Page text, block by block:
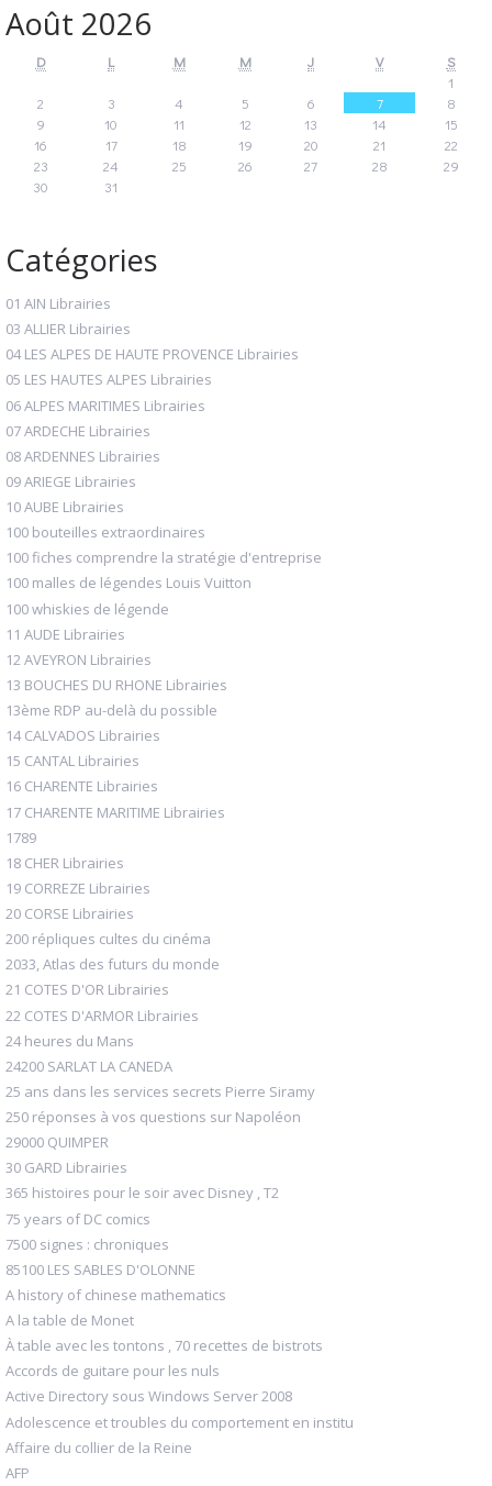
Août 2026
D L M M J V
S
1
2
3 4 5 6 7
8
9
10 11 12 13 14
15
16
17 18 19 20 21
22
23
24 25 26 27 28
29
30
31
Catégories
01 AIN Librairies
03 ALLIER Librairies
04 LES ALPES DE HAUTE PROVENCE Librairies
05 LES HAUTES ALPES Librairies
06 ALPES MARITIMES Librairies
07 ARDECHE Librairies
08 ARDENNES Librairies
09 ARIEGE Librairies
10 AUBE Librairies
100 bouteilles extraordinaires
100 fiches comprendre la stratégie d'entreprise
100 malles de légendes Louis Vuitton
100 whiskies de légende
11 AUDE Librairies
12 AVEYRON Librairies
13 BOUCHES DU RHONE Librairies
13ème RDP au-delà du possible
14 CALVADOS Librairies
15 CANTAL Librairies
16 CHARENTE Librairies
17 CHARENTE MARITIME Librairies
1789
18 CHER Librairies
19 CORREZE Librairies
20 CORSE Librairies
200 répliques cultes du cinéma
2033, Atlas des futurs du monde
21 COTES D'OR Librairies
22 COTES D'ARMOR Librairies
24 heures du Mans
24200 SARLAT LA CANEDA
25 ans dans les services secrets Pierre Siramy
250 réponses à vos questions sur Napoléon
29000 QUIMPER
30 GARD Librairies
365 histoires pour le soir avec Disney , T2
75 years of DC comics
7500 signes : chroniques
85100 LES SABLES D'OLONNE
A history of chinese mathematics
A la table de Monet
À table avec les tontons , 70 recettes de bistrots
Accords de guitare pour les nuls
Active Directory sous Windows Server 2008
Adolescence et troubles du comportement en institu
Affaire du collier de la Reine
AFP